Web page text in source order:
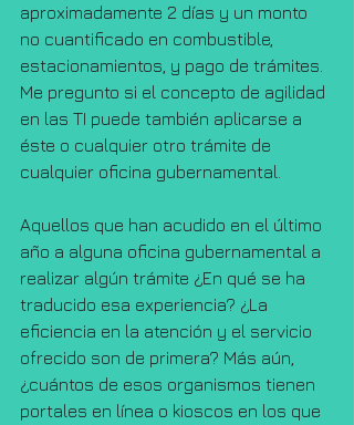
aproximadamente 2 días y un monto
no cuantificado en combustible,
estacionamientos, y pago de trámites.
Me pregunto si el concepto de agilidad
en las TI puede también aplicarse a
éste o cualquier otro trámite de
cualquier oficina gubernamental.
Aquellos que han acudido en el último
año a alguna oficina gubernamental a
realizar algún trámite ¿En qué se ha
traducido esa experiencia? ¿La
eficiencia en la atención y el servicio
ofrecido son de primera? Más aún,
¿cuántos de esos organismos tienen
portales en línea o kioscos en los que